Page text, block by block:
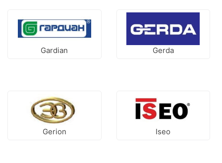
Gardian Gerda
Gerion Iseo